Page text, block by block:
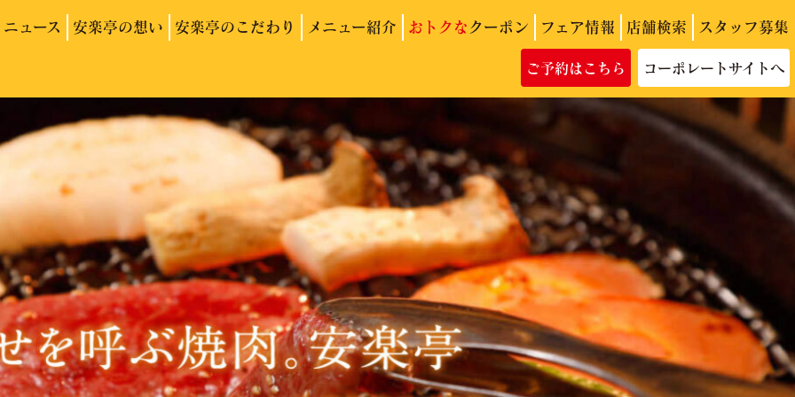
ニュース 安楽亭の想い 安楽亭のこだわり メニュー紹介 おトクなクーポン フェア情報 店舗検索 スタッフ募集
ご予約はこちら コーポレートサイトへ